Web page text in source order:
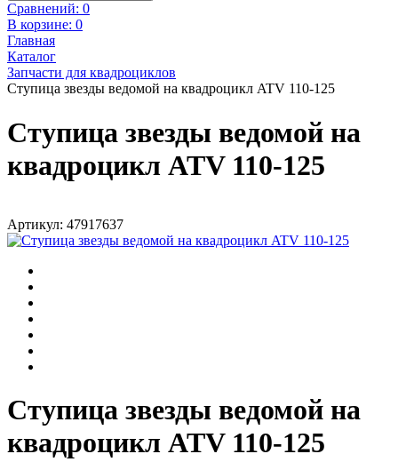
Сравнений: 0
В корзине: 0
Главная
Каталог
Запчасти для квадроциклов
Ступица звезды ведомой на квадроцикл ATV 110-125
Ступица звезды ведомой на
квадроцикл ATV 110-125
Артикул: 47917637
Ступица звезды ведомой на
квадроцикл ATV 110-125